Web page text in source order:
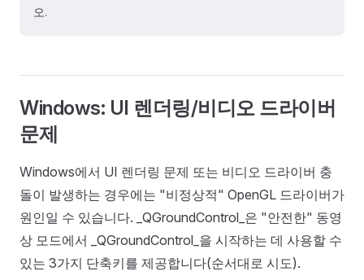
오.
Windows: UI 렌더링/비디오 드라이버
문제
Windows에서 UI 렌더링 문제 또는 비디오 드라이버 충
돌이 발생하는 경우에는 "비정상적" OpenGL 드라이버가
원인일 수 있습니다. _QGroundControl_은 "안전한" 동영
상 모드에서 _QGroundControl_을 시작하는 데 사용할 수
있는 3가지 단축키를 제공합니다(순서대로 시도).